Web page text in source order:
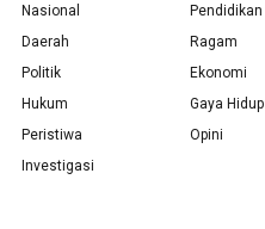
Nasional
Daerah
Politik
Hukum
Peristiwa
Investigasi
Pendidikan
Ragam
Ekonomi
Gaya Hidup
Opini